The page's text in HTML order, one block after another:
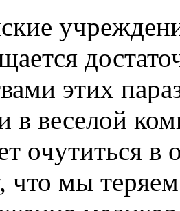
этих
в веселой
очутиться в
что мы